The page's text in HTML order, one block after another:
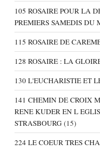
105 ROSAIRE POUR LA
PREMIERS SAMEDIS DU
115 ROSAIRE DE
128 ROSAIRE : LA
130 L'EUCHARISTIE ET
141 CHEMIN DE CROIX
RENE KUDER EN L
STRASBOURG (15)
224 LE COEUR TRES